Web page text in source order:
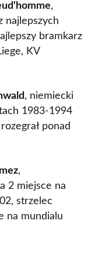
,
najlepszych
bramkarz
KV
, niemiecki
1983-1994
ponad
,
2 miejsce na
strzelec
na mundialu